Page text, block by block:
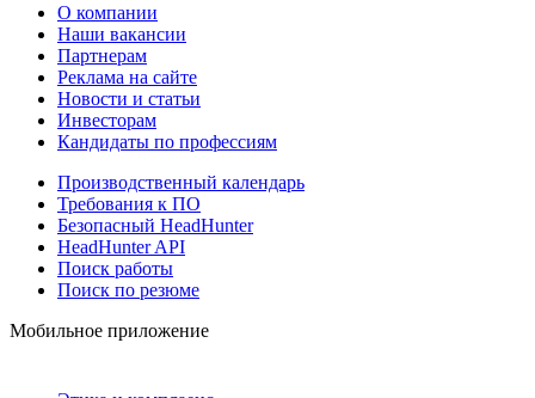
О компании
Наши вакансии
Партнерам
Реклама на сайте
Новости и статьи
Инвесторам
Кандидаты по профессиям
Производственный календарь
Требования к ПО
Безопасный HeadHunter
HeadHunter API
Поиск работы
Поиск по резюме
Мобильное приложение